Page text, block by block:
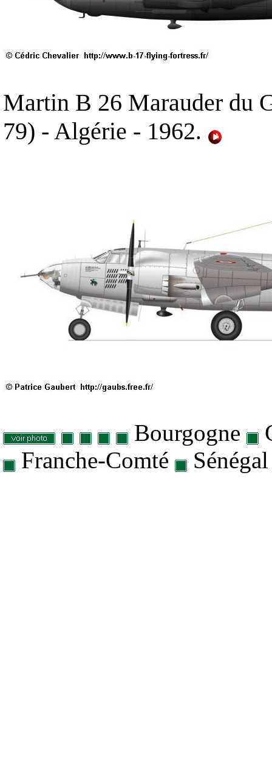
Martin B 26 Marauder du
79) - Algérie - 1962.
Bourgogne
Franche-Comté
Sénégal